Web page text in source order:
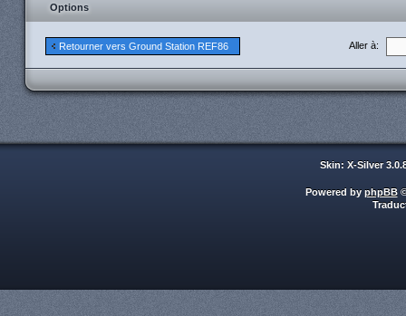
Options
Retourner vers Ground Station REF86 Aller à:
Skin: X-Silver
Powered by phpBB©